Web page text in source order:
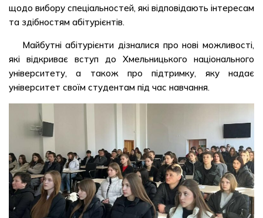
щодо вибору спеціальностей, які відповідають інтересам
та здібностям абітурієнтів.
Майбутні абітурієнти дізналися про нові можливості,
які відкриває вступ до Хмельницького національного
університету, а також про підтримку, яку надає
університет своїм студентам під час навчання.